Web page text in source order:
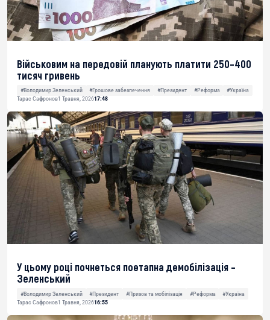
Військовим на передовій планують платити 250–400
тисяч гривень
#Володимир Зеленський #Грошове забезпечення #Президент #Реформа
#Україна
Тарас Сафронов1 Травня, 202617:48
У цьому році почнеться поетапна демобілізація –
Зеленський
#Володимир Зеленський #Президент #Призов та мобілізація #Реформа
#Україна
Тарас Сафронов1 Травня, 202616:55